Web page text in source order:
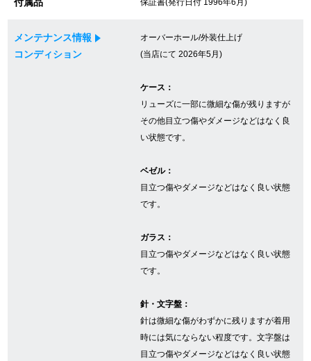
GINZA RASINについて
店舗情報
大阪心斎橋店
メンテナンス情報
コンディション
オーバーホール/外装仕上げ
(当店にて 2026年5月)
ケース：
リューズに一部に微細な傷が残りますが
その他目立つ傷やダメージなどはなく良
い状態です。
ベゼル：
目立つ傷やダメージなどはなく良い状態
です。
ガラス：
目立つ傷やダメージなどはなく良い状態
です。
針・文字盤：
針は微細な傷がわずかに残りますが着用
時には気にならない程度です。文字盤は
目立つ傷やダメージなどはなく良い状態